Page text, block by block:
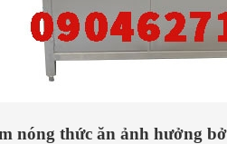
Món phở gà thơm ngon, đậm
nóng hổi vừa thổi vừa ăn do chính
bạn tự làm đãi cả nhà thì
bằng? Vậy bạn đã biết cách làm
gà chưa? Cùng tham khảo
nóng thức ăn ảnh hưởng